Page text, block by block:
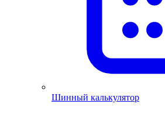
Шинный калькулятор